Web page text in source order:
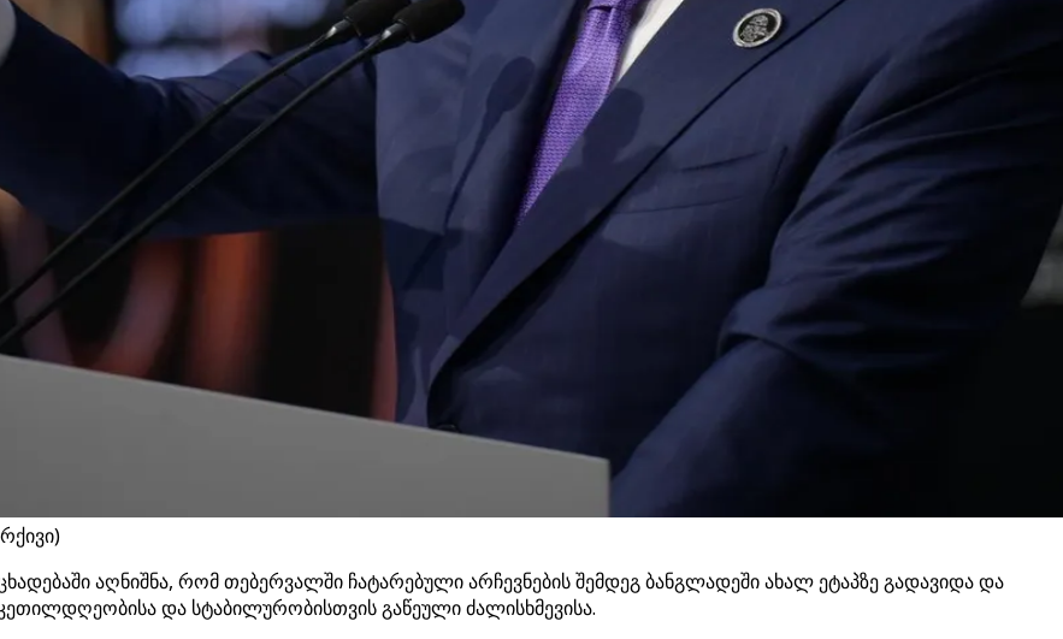
აღნიშნა, რომ თებერვალში ჩატარებული არჩევნების შემდეგ ბანგლადეში ახალ ეტაპზე გადავიდა და
კეთილდღეობისა და სტაბილურობისთვის გაწეული ძალისხმევისა.